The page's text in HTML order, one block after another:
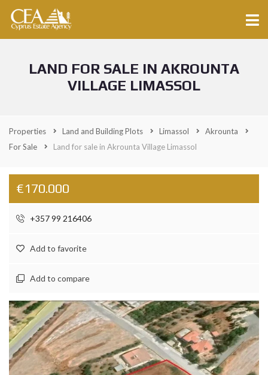
LAND FOR SALE IN AKROUNTA
VILLAGE LIMASSOL
Properties Land and Building Plots Limassol
Akrounta
For Sale
Land for sale in Akrounta Village Limassol
€170.000
+357 99 216406
Add to favorite
Add to compare